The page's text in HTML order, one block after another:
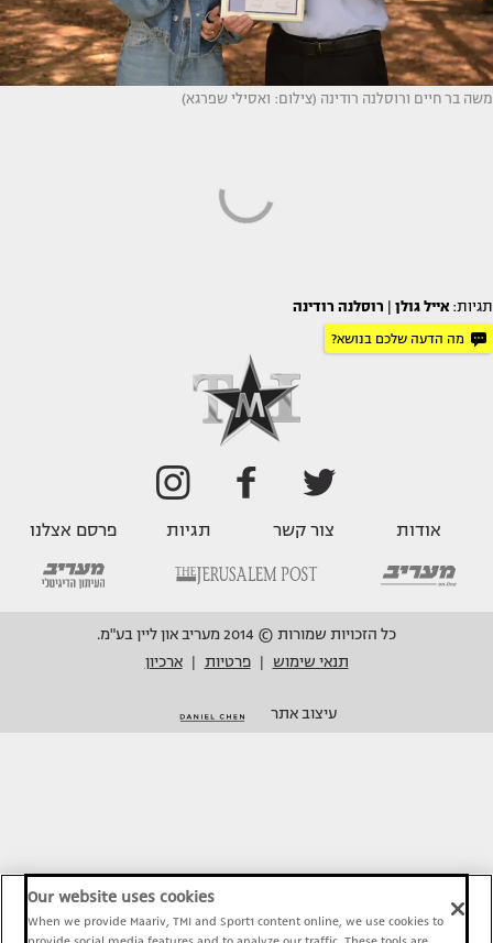
משה בר חיים ורוסלנה רודינה (צילום: ואסילי שפרגא)
תגיות: אייל גולן רוסלנה רודינה
מה הדעה שלכם בנושא?
אודות צור קשר תגיות פרסם אצלנו
כל הזכויות שמורות © 2014 מעריב און ליין בע"מ.
תנאי שימוש
פרטיות ארכיון
עיצוב אתר
Our website uses cookies
When we provide Maariv, TMI and Sport1 content online, we use cookies to